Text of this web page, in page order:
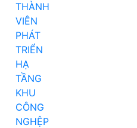
THÀNH
VIÊN
PHÁT
TRIỂN
HẠ
TẦNG
KHU
CÔNG
NGHỆP